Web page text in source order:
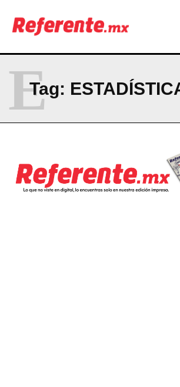
prestaciones
Becas internacionales abren nuevas
Linux nació como un hobby y hoy mueve la
Technology
Uno de cada cuatro trabajadores en
prestaciones
Becas internacionales abren nuevas
Tag:
E